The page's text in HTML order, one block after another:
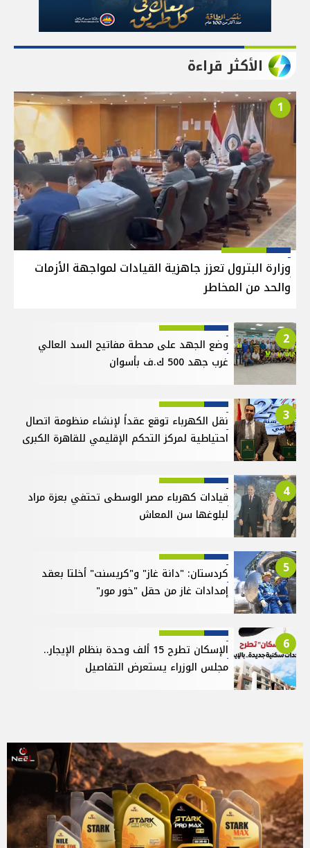
الأكثر قراءة
1
وزارة البترول تعزز جاهزية القيادات لمواجهة الأزمات
والحد من المخاطر
2
وضع الجهد على محطة مفاتيح السد العالي
غرب جهد 500 ك.ف بأسوان
3
نقل الكهرباء توقع عقداً لإنشاء منظومة اتصال
احتياطية لمركز التحكم الإقليمي للقاهرة الكبرى
4
قيادات كهرباء مصر الوسطى تحتفي بعزة مراد
لبلوغها سن المعاش
5
كردستان: "دانة غاز" و"كريسنت" أخلتا بعقد
إمدادات غاز من حقل "خور مور"
6
الإسكان تطرح 15 ألف وحدة بنظام الإيجار..
مجلس الوزراء يستعرض التفاصيل